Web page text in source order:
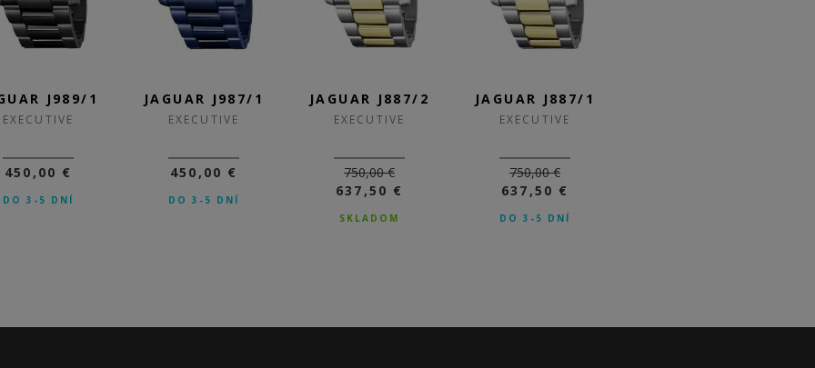
J989/1
EXECUTIVE
450,00 €
DO 3-5 DNÍ
JAGUAR J987/1
EXECUTIVE
450,00 €
DO 3-5 DNÍ
JAGUAR J887/2
EXECUTIVE
750,00 €
637,50 €
SKLADOM
JAGUAR J887/1
EXECUTIVE
750,00 €
637,50 €
DO 3-5 DNÍ